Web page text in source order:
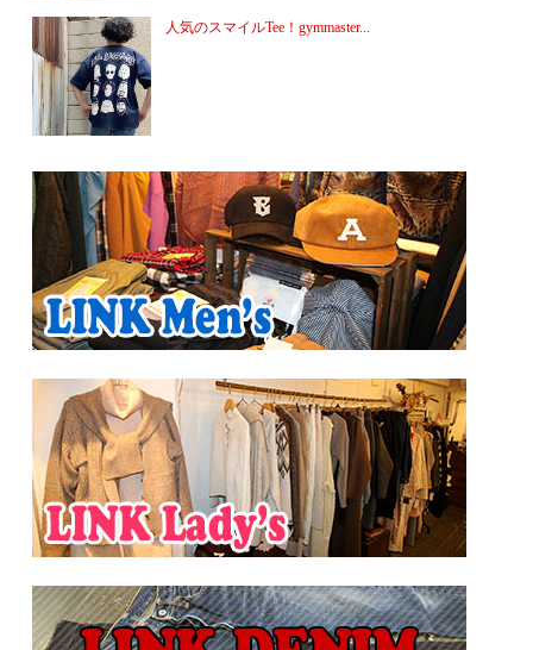
人気のスマイルTee！gymmaster...